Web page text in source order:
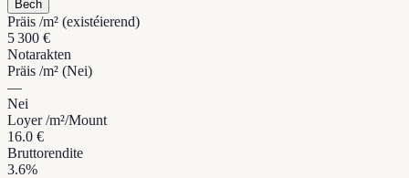
Bech
Präis /m² (existéierend)
5 300 €
Notarakten
Präis /m² (Nei)
—
Nei
Loyer /m²/Mount
16.0 €
Bruttorendite
3.6%